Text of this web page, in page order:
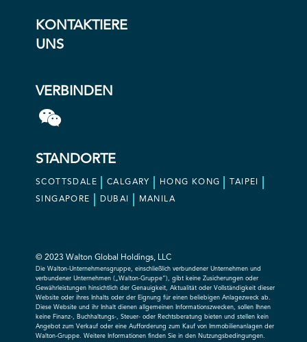
KONTAKTIERE
UNS
VERBINDEN
STANDORTE
SCOTTSDALE CALGARY HONG KONG TAIPEI
SINGAPORE DUBAI MANILA
© 2023 Walton Global Holdings, LLC
Die Walton-Unternehmensgruppe, einschließlich verbundener Unternehmen und
verbundener Unternehmen („Walton-Gruppe“), gibt keine Zusicherungen oder
Gewährleistungen hinsichtlich der Genauigkeit, Aktualität oder Vollständigkeit dieser
Website oder ihres Inhalts oder der Eignung für einen beliebigen Anlagezweck ab.
Diese Website und ihr Inhalt dienen allgemeinen Informationszwecken, sollen Ihnen
keine Finanz-, Buchhaltungs-, Steuer- oder Rechtsberatung bieten und stellen kein
Angebot zum Verkauf oder eine Aufforderung zum Kauf von Immobilienanlagen der
Walton-Gruppe. Weitere Informationen finden Sie in den Nutzungsbedingungen.